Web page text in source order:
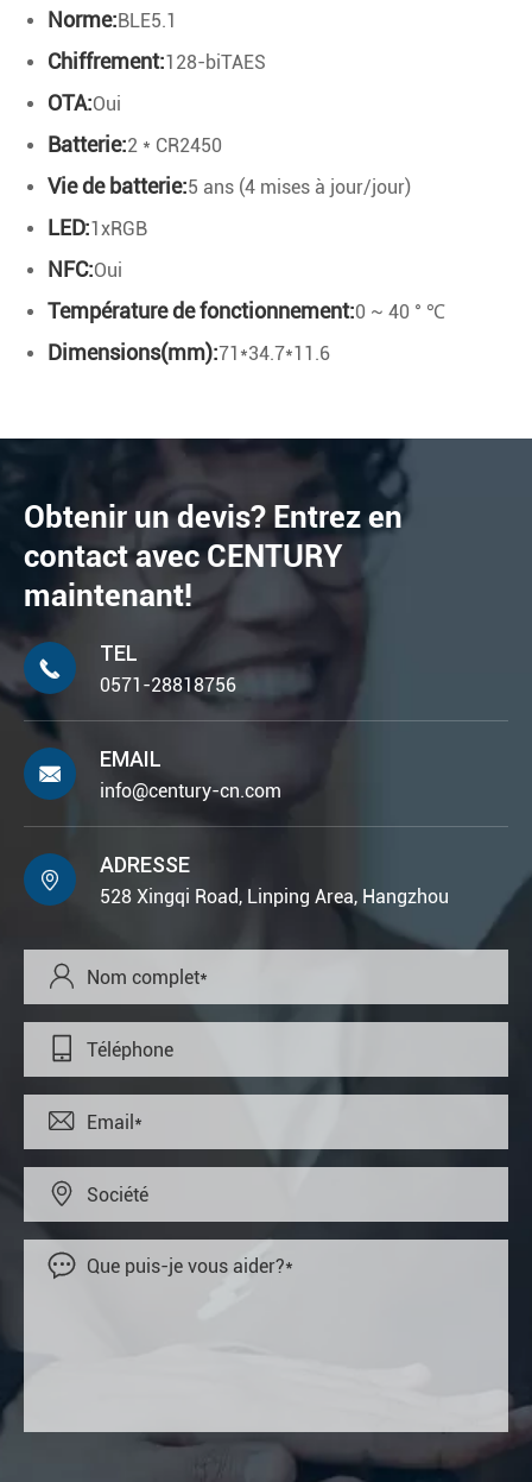
Norme: BLE5.1
Chiffrement:128-biTAES
OTA:Oui
Batterie:2 * CR2450
Vie de batterie:5 ans (4 mises à jour/jour)
LED:1xRGB
NFC:Oui
Température de fonctionnement:0 ~ 40 ° ℃
Dimensions(mm):71*34.7*11.6
Obtenir un devis? Entrez en
contact avec CENTURY
maintenant!

TEL
0571-28818756

EMAIL
info@century-cn.com

ADRESSE
528 Xingqi Road, Linping Area, Hangzhou




